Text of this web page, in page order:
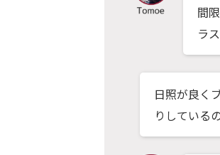
間
ラ
日照が良く
りしている